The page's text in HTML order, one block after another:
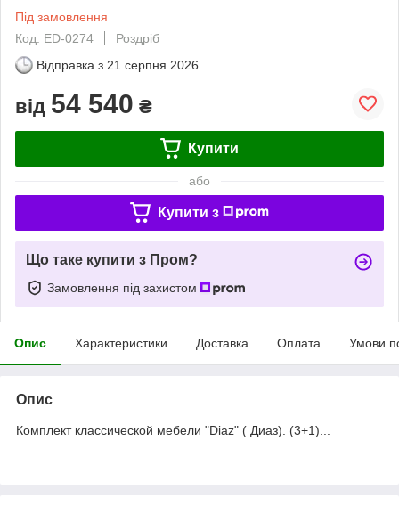
Під замовлення
Код: ED-0274
Роздріб
Відправка з 21 серпня 2026
від 54 540 ₴
Купити
або
Купити з
Що таке купити з Пром?
Замовлення під захистом
Опис Характеристики Доставка Оплата Умови
Опис
Комплект классической мебели "Diaz" ( Диаз). (3+1)...